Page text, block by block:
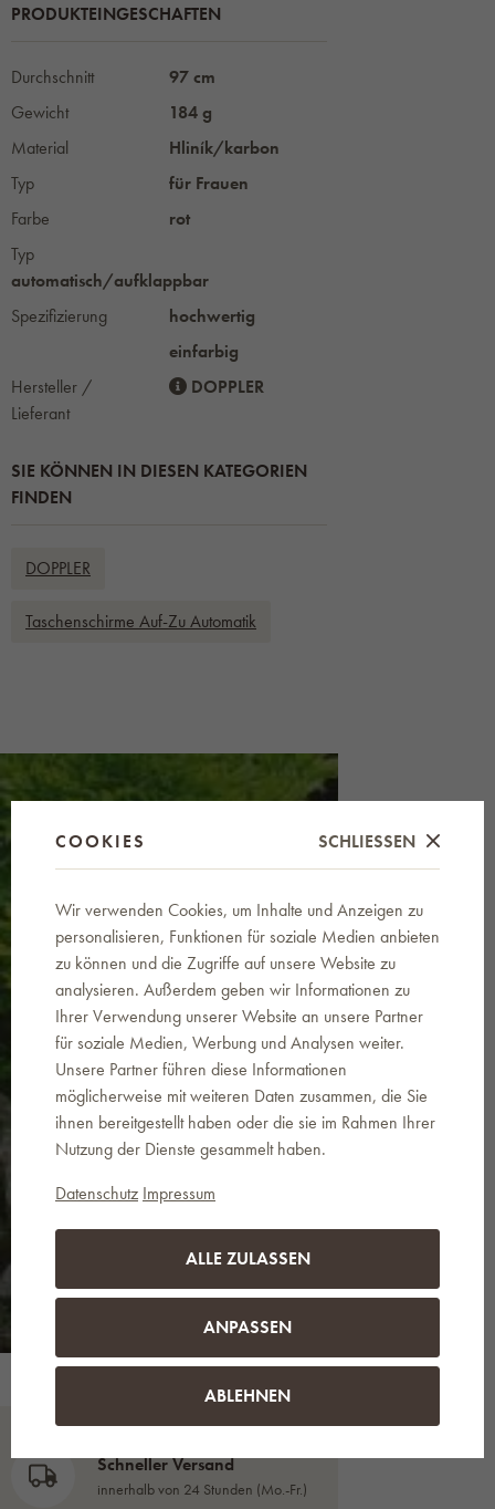
PRODUKTEINGESCHAFTEN
Durchschnitt
97 cm
Gewicht
184 g
Material
Hliník/karbon
Typ
für Frauen
Farbe
rot
Typ
automatisch/aufklappbar
Spezifizierung
hochwertig
einfarbig
Hersteller /
Lieferant
DOPPLER
SIE KÖNNEN IN DIESEN KATEGORIEN
FINDEN
DOPPLER
Taschenschirme Auf-Zu Automatik
News an Ihre E-Mail
Indem Sie Ihre E-Mail-Adresse eingeben,
werden Sie über Neuigkeiten und
Sonderangebote informiert. Es handelt sich
um geschäftliche Mitteilungen zu den auf der
Website www.landema.de angebotenen
Produkten. Sie können unseren
unternehmenseigenen Newsletter jederzeit
mit einem Klick auf den entsprechenden Link
in den zugestellten E-Mails oder unter
info@landema.de abbestellen.
Schneller Versand
innerhalb von 24 Stunden (Mo.-Fr.)
COOKIES SCHLIESSEN
Wir verwenden Cookies, um Inhalte und Anzeigen zu
personalisieren, Funktionen für soziale Medien anbieten
zu können und die Zugriffe auf unsere Website zu
analysieren. Außerdem geben wir Informationen zu
Ihrer Verwendung unserer Website an unsere Partner
für soziale Medien, Werbung und Analysen weiter.
Unsere Partner führen diese Informationen
möglicherweise mit weiteren Daten zusammen, die Sie
ihnen bereitgestellt haben oder die sie im Rahmen Ihrer
Nutzung der Dienste gesammelt haben.
Datenschutz Impressum
ALLE ZULASSEN
ANPASSEN
ABLEHNEN